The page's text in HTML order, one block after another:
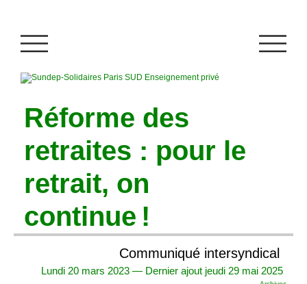
Réforme des
retraites : pour le
retrait, on
continue !
Communiqué intersyndical
Lundi 20 mars 2023 — Dernier ajout jeudi 29 mai 2025